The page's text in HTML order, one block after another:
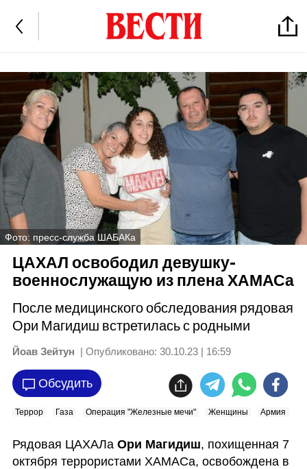
Фото: пресс-служба ШАБАКа
ЦАХАЛ освободил девушку-
военнослужащую из плена ХАМАСа
После медицинского обследования рядовая
Ори Магидиш встретилась с родными
Йоав Зейтун | Опубликовано: 30.10.23 | 16:59
Обсудить
Террор Газа Операция "Железные мечи" Женщины Армия
Рядовая ЦАХАЛа Ори Магидиш, похищенная 7
октября террористами ХАМАСа, освобождена в